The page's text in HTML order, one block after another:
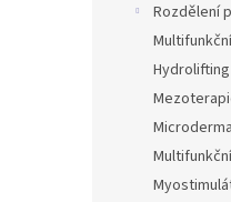
Rozdělení
Hydrolifting